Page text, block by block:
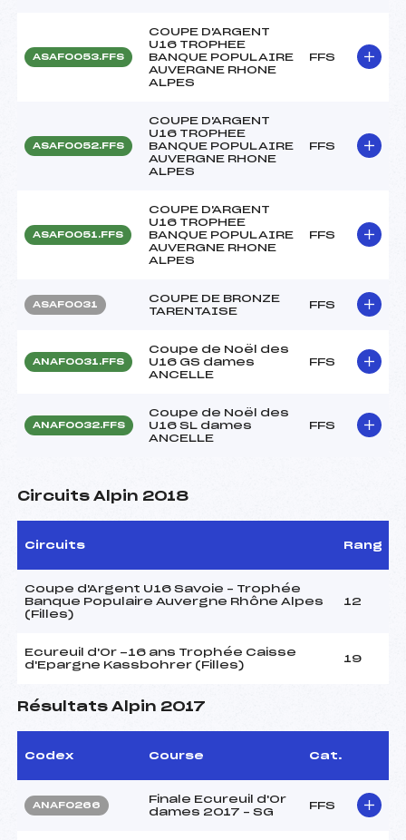
ASAF0053.FFS
COUPE D'ARGENT
U16 TROPHEE
BANQUE POPULAIRE
AUVERGNE RHONE
ALPES
FFS
ASAF0052.FFS
COUPE D'ARGENT
U16 TROPHEE
BANQUE POPULAIRE
AUVERGNE RHONE
ALPES
FFS
ASAF0051.FFS
COUPE D'ARGENT
U16 TROPHEE
BANQUE POPULAIRE
AUVERGNE RHONE
ALPES
FFS
ASAF0031
COUPE DE BRONZE
TARENTAISE
FFS
ANAF0031.FFS
Coupe de Noël des
U16 GS dames
ANCELLE
FFS
ANAF0032.FFS
Coupe de Noël des
U16 SL dames
ANCELLE
FFS
Circuits Alpin 2018
Circuits Rang
Coupe d'Argent U16 Savoie – Trophée
Banque Populaire Auvergne Rhône Alpes
(Filles)
12
Ecureuil d'Or -16 ans Trophée Caisse
d'Epargne Kassbohrer (Filles)
19
Résultats Alpin 2017
Codex Course Cat.
ANAF0266
Finale Ecureuil d'Or
dames 2017 – SG
FFS